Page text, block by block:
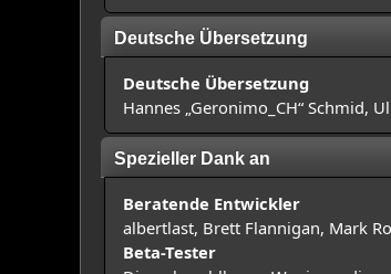
Deutsche Übersetzung
Deutsche Übersetzung
Hannes „Geronimo_CH“ Schmid,
Spezieller Dank an
Beratende Entwickler
albertlast, Brett Flannigan, Mark
Beta-Tester